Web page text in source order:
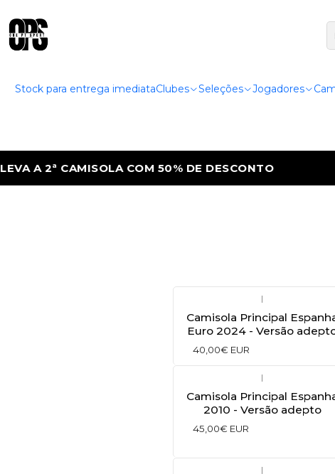
Stock para entrega imediataClubes Seleções Jogadores
A 2ª CAMISOLA COM 50% DE DESCONTO
|
Camisola Principal
Euro 2024 - Versão
40,00€ EUR
|
Camisola Principal
2010 - Versão adepto
45,00€ EUR